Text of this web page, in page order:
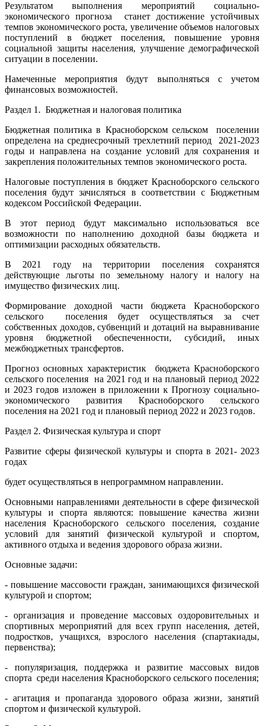
Результатом выполнения мероприятий социально-
экономического прогноза станет достижение устойчивых
темпов экономического роста, увеличение объемов налоговых
поступлений в бюджет поселения, повышение уровня
социальной защиты населения, улучшение демографической
ситуации в поселении.
Намеченные мероприятия будут выполняться с учетом
финансовых возможностей.
Раздел 1. Бюджетная и налоговая политика
Бюджетная политика в Красноборском сельском поселении
определена на среднесрочный трехлетний период 2021-2023
годы и направлена на создание условий для сохранения и
закрепления положительных темпов экономического роста.
Налоговые поступления в бюджет Красноборского сельского
поселения будут зачисляться в соответствии с Бюджетным
кодексом Российской Федерации.
В этот период будут максимально использоваться все
возможности по наполнению доходной базы бюджета и
оптимизации расходных обязательств.
В 2021 году на территории поселения сохранятся
действующие льготы по земельному налогу и налогу на
имущество физических лиц.
Формирование доходной части бюджета Красноборского
сельского поселения будет осуществляться за счет
собственных доходов, субвенций и дотаций на выравнивание
уровня бюджетной обеспеченности, субсидий, иных
межбюджетных трансфертов.
Прогноз основных характеристик бюджета Красноборского
сельского поселения на 2021 год и на плановый период 2022
и 2023 годов изложен в приложении к Прогнозу социально-
экономического развития Красноборского сельского
поселения на 2021 год и плановый период 2022 и 2023 годов.
Раздел 2. Физическая культура и спорт
Развитие сферы физической культуры и спорта в 2021- 2023
годах
будет осуществляться в непрограммном направлении.
Основными направлениями деятельности в сфере физической
культуры и спорта являются: повышение качества жизни
населения Красноборского сельского поселения, создание
условий для занятий физической культурой и спортом,
активного отдыха и ведения здорового образа жизни.
Основные задачи:
- повышение массовости граждан, занимающихся физической
культурой и спортом;
- организация и проведение массовых оздоровительных и
спортивных мероприятий для всех групп населения, детей,
подростков, учащихся, взрослого населения (спартакиады,
первенства);
- популяризация, поддержка и развитие массовых видов
спорта среди населения Красноборского сельского поселения;
- агитация и пропаганда здорового образа жизни, занятий
спортом и физической культурой.